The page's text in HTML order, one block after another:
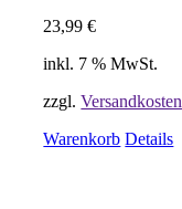
23,99€
inkl. 7 % MwSt.
zzgl.Versandkosten
Warenkorb Details